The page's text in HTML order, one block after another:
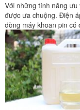
Với những tính năng ưu
được ưa chuộng. Điện
dòng máy khoan pin có